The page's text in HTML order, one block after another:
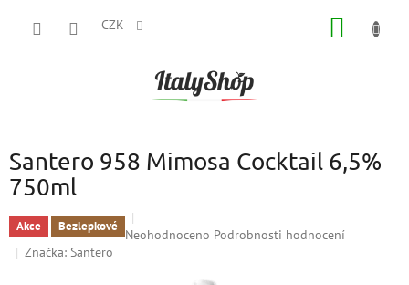
CZK
Santero 958 Mimosa Cocktail 6,5%
750ml
Akce Bezlepkové Průměrné
Neohodnoceno Podrobnosti hodnocení
Značka: Santero